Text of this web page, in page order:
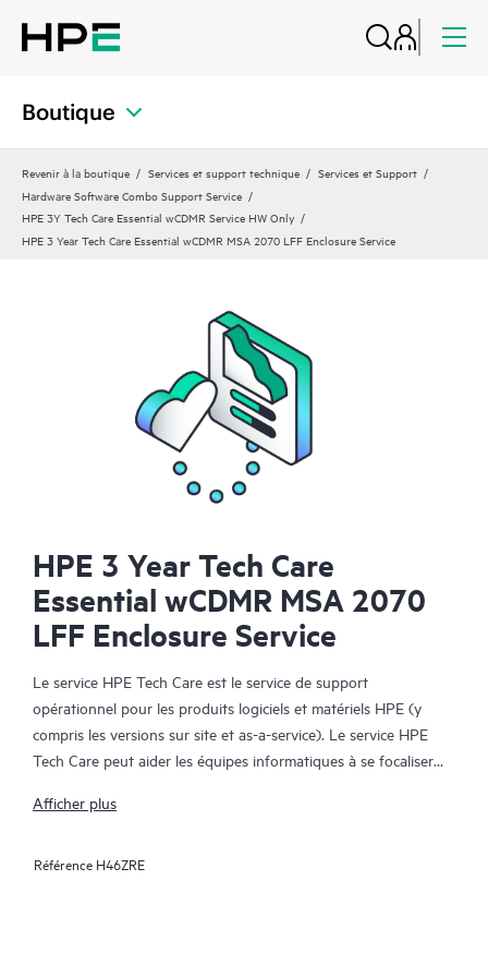
Boutique
Revenir à la boutique Services et support technique
Services et Support
Hardware Software Combo Support Service
HPE 3Y Tech Care Essential wCDMR Service HW Only
HPE 3 Year Tech Care Essential wCDMR MSA 2070 LFF Enclosure Service
HPE 3 Year Tech Care
Essential wCDMR MSA 2070
LFF Enclosure Service
Le service HPE Tech Care est le service de support
opérationnel pour les produits logiciels et matériels HPE (y
compris les versions sur site et as-a-service). Le service HPE
Tech Care peut aider les équipes informatiques à se focaliser
chercher proactivement de meilleures méthodes de travail,
Afficher plus
Référence H46ZRE